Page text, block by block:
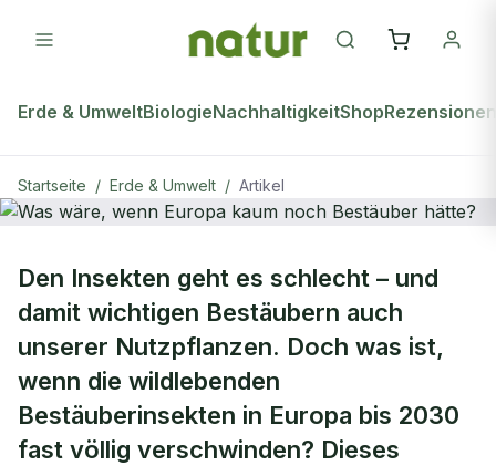
Erde & UmweltBiologieNachhaltigkeitShopRezensionen
Startseite / Erde & Umwelt / Artikel
Was wäre, wenn Europa kaum noch
Bestäuber hätte?
Den Insekten geht es schlecht – und
damit wichtigen Bestäubern auch
unserer Nutzpflanzen. Doch was ist,
wenn die wildlebenden
Bestäuberinsekten in Europa bis 2030
fast völlig verschwinden? Dieses